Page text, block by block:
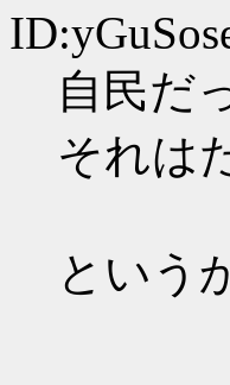
自民だ
それは
という